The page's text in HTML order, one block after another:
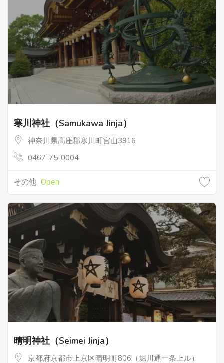
寒川神社（Samukawa Jinja）
神奈川県高座郡寒川町宮山3916
0467-75-0004
その他 Open
晴明神社（Seimei Jinja）
京都府京都市上京区晴明町806（堀川通一条上ル）